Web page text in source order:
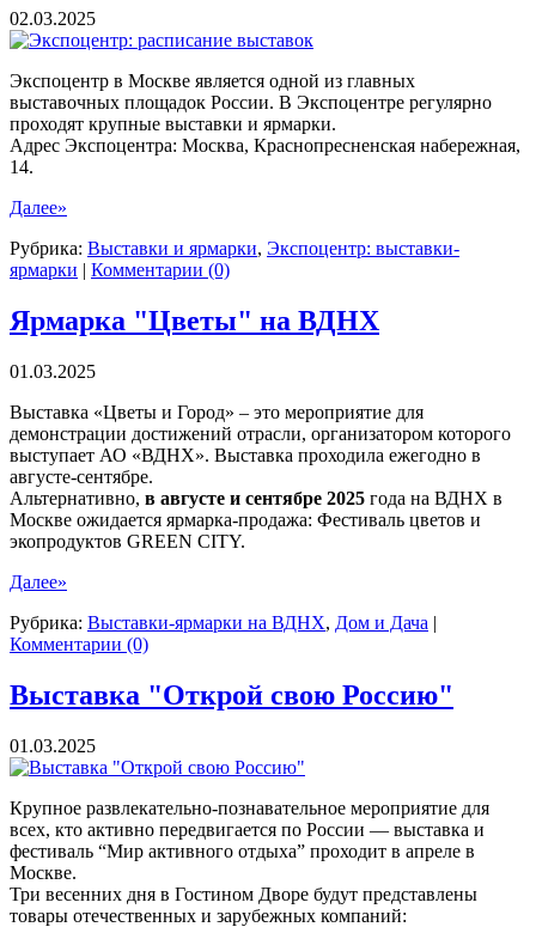
02.03.2025
Экспоцентр в Москве является одной из главных
выставочных площадок России. В Экспоцентре регулярно
проходят крупные выставки и ярмарки.
Адрес Экспоцентра: Москва, Краснопресненская набережная,
14.
Далее»
Рубрика: Выставки и ярмарки, Экспоцентр: выставки-
ярмарки | Комментарии (0)
Ярмарка "Цветы" на ВДНХ
01.03.2025
Выставка «Цветы и Город» – это мероприятие для
демонстрации достижений отрасли, организатором которого
выступает АО «ВДНХ». Выставка проходила ежегодно в
августе-сентябре.
Альтернативно, в августе и сентябре 2025 года на ВДНХ в
Москве ожидается ярмарка-продажа: Фестиваль цветов и
экопродуктов GREEN CITY.
Далее»
Рубрика: Выставки-ярмарки на ВДНХ, Дом и Дача |
Комментарии (0)
Выставка "Открой свою Россию"
01.03.2025
Крупное развлекательно-познавательное мероприятие для
всех, кто активно передвигается по России — выставка и
фестиваль “Мир активного отдыха” проходит в апреле в
Москве.
Три весенних дня в Гостином Дворе будут представлены
товары отечественных и зарубежных компаний: